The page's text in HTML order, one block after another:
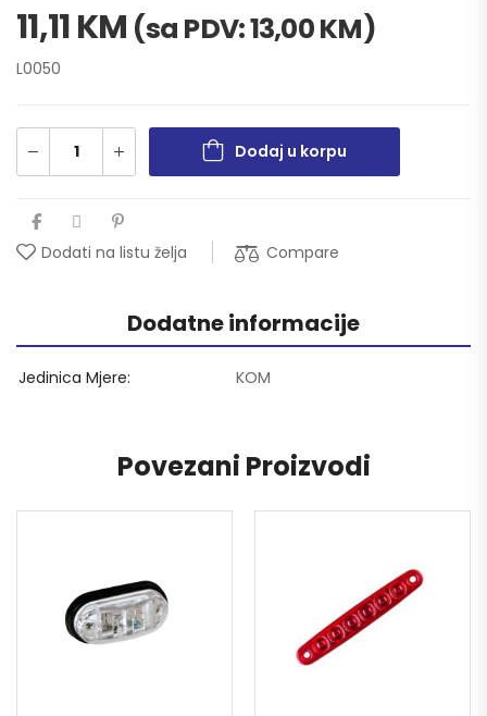
11,11KM (sa PDV:13,00KM)
L0050
Dodaj u korpu
Dodati na listu želja Compare
Dodatne informacije
Jedinica Mjere KOM
Povezani Proizvodi